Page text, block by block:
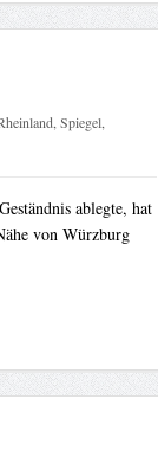
, Spiegel,
ablegte, hat
von Würzburg